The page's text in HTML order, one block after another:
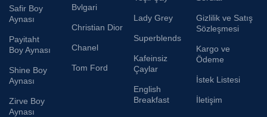
Safir Boy
Aynası
Payitaht
Boy Aynası
Shine Boy
Aynası
Zirve Boy
Aynası
Bvlgari
Christian Dior
Chanel
Tom Ford
Lady Grey
Superblends
Kafeinsiz
Çaylar
English
Breakfast
Gizlilik ve Satış
Sözleşmesi
Kargo ve
Ödeme
İstek Listesi
İletişim